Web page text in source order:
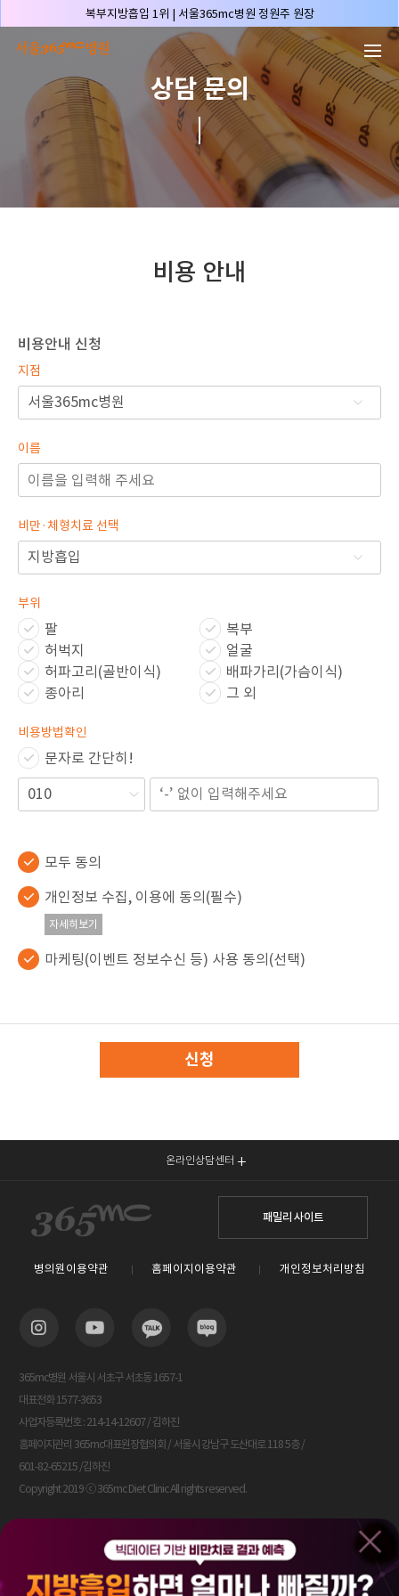
허파고리 1위 | 서울365mc병원 이성훈 부병원장(4개월 연속)
얼굴지방흡입 1위 | 서울365mc병원 서성익 원장(3년 연속)
배파가리 1위 | 서울365mc병원 서성익 원장
🏆대한민국 최대 15층 규모 지방흡입 특화 병원🏆
🏆대한민국 첫번째 '병원급' 지방흡입 병원🏆
🏆지방흡입 고객 만족도 99.9% 최고치 달성🏆
🏆대한민국 최다 지방흡입 케이스 370,884건🏆
허파고리 1위 | 서울365mc병원 이성훈 부병원장(4개월 연속)
🏆대한민국 최대 15층 규모 지방흡입 특화 병원🏆
🏆지방흡입 고객 만족도 99.9% 최고치 달성🏆
상담 문의
비용 안내
비용안내 신청
지점
이름
비만·체형치료 선택
부위
팔
복부
허벅지
얼굴
허파고리(골반이식)
배파가리(가슴이식)
종아리
그 외
비용방법확인
문자로 간단히!
모두 동의
개인정보 수집, 이용에 동의(필수)
자세히보기
마케팅(이벤트 정보수신 등) 사용 동의(선택)
신청
온라인상담센터
패밀리 사이트
병의원이용약관 홈페이지이용약관 개인정보처리방침
365mc병원 서울시 서초구 서초동 1657-1
대표전화 1577-3653
사업자등록번호 : 214-14-12607 / 김하진
홈페이지관리 365mc대표원장협의회 / 서울시 강남구 도산대로 118 5층 /
601-82-65215 /김하진
Copyright 2019 ⓒ 365mc Diet Clinic All rights reserved.